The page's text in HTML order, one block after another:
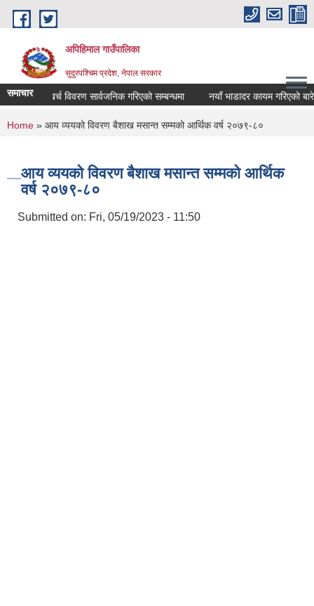
Skip to main content
अपिहिमाल गाउँपालिका
सुदुरपश्चिम प्रदेश, नेपाल सरकार
समाचार खर्च विवरण सार्वजनिक गरिएको सम्बन्धमा नयाँ भाडादर कायम गरिएको बारे
You are here
Home » आय व्ययको विवरण बैशाख मसान्त सम्मको आर्थिक वर्ष २०७९-८०
आय व्ययको विवरण बैशाख मसान्त सम्मको आर्थिक
वर्ष २०७९-८०
Submitted on: Fri, 05/19/2023 - 11:50